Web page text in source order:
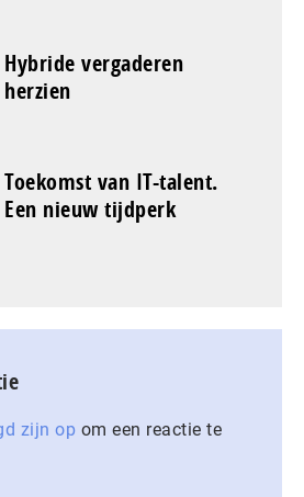
Hybride vergaderen
herzien
Toekomst van IT-talent.
Een nieuw tijdperk
zijn op om een reactie te